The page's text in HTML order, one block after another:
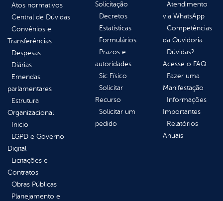
Atos normativos
Central de Dúvidas
Convênios e
Transferências
Despesas
Diárias
Emendas
parlamentares
Estrutura
Organizacional
Inicio
LGPD e Governo
Digital
Licitações e
Contratos
Obras Públicas
Planejamento e
Solicitação
Decretos
Estatísticas
Formulários
Prazos e
autoridades
Sic Físico
Solicitar
Recurso
Solicitar um
pedido
Atendimento
via WhatsApp
Competências
da Ouvidoria
Dúvidas?
Acesse o FAQ
Fazer uma
Manifestação
Informações
Importantes
Relatórios
Anuais